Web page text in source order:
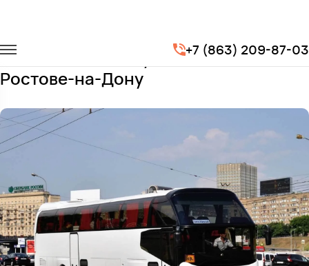
+7 (863) 209-87-03
N116 Cityliner
Заказать N116 Cityliner с водителем в
Ростове-на-Дону